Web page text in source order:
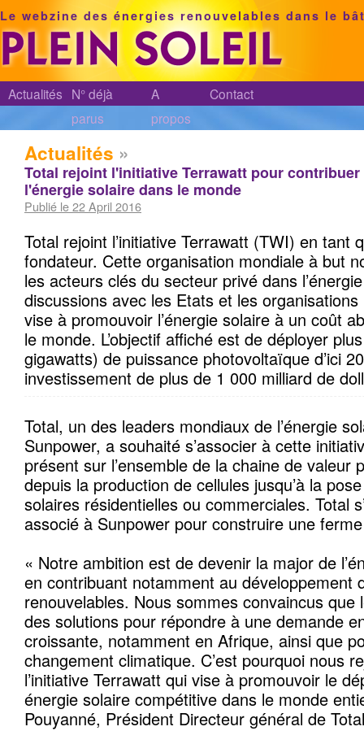
Le webzine des énergies renouvelables dans le
Actualités N° déjà
parus
A
propos
Contact
Actualités »
Total rejoint l'initiative Terrawatt pour
l'énergie solaire dans le monde
Publié le 22 April 2016
Total rejoint l’initiative Terrawatt (TWI) en tant
fondateur. Cette organisation mondiale à but
les acteurs clés du secteur privé dans
discussions avec les Etats et les
vise à promouvoir l’énergie solaire à un coût
le monde. L’objectif affiché est de déployer
gigawatts) de puissance photovoltaïque d’ici
investissement de plus de 1 000 milliard de
Total, un des leaders mondiaux de l’énergie
Sunpower, a souhaité s’associer à cette
présent sur l’ensemble de la chaine de valeur
depuis la production de cellules jusqu’à la
solaires résidentielles ou commerciales. Total
associé à Sunpower pour construire une
« Notre ambition est de devenir la major de
en contribuant notamment au développement
renouvelables. Nous sommes convaincus que
des solutions pour répondre à une demande
croissante, notamment en Afrique, ainsi que
changement climatique. C’est pourquoi nous
l’initiative Terrawatt qui vise à promouvoir le
énergie solaire compétitive dans le monde
Pouyanné, Président Directeur général de